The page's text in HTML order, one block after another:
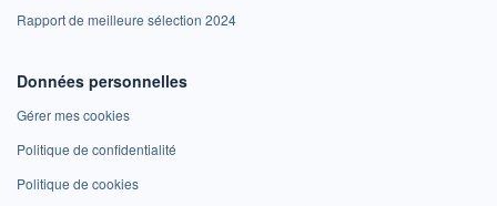
Rapport de meilleure sélection 2024
Données personnelles
Gérer mes cookies
Politique de confidentialité
Politique de cookies